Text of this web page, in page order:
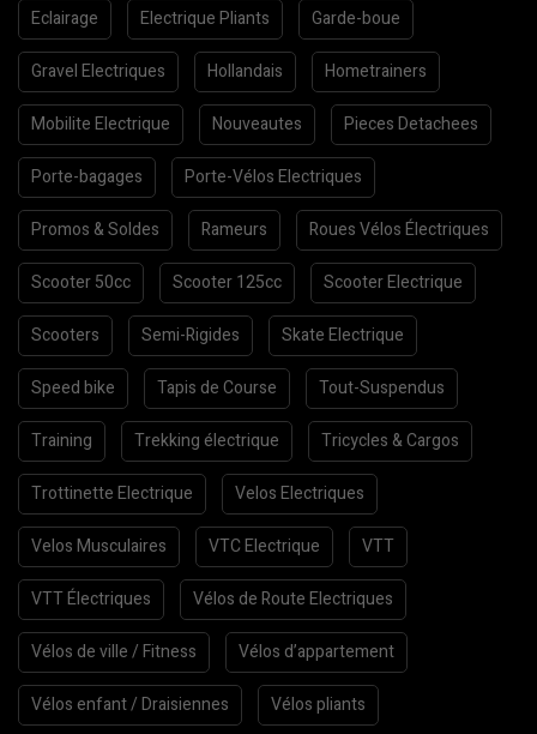
Eclairage Electrique Pliants Garde-boue
Gravel Electriques Hollandais Hometrainers
Mobilite Electrique Nouveautes Pieces Detachees
Porte-bagages Porte-Vélos Electriques
Promos & Soldes Rameurs Roues Vélos Électriques
Scooter 50cc Scooter 125cc Scooter Electrique
Scooters Semi-Rigides Skate Electrique
Speed bike Tapis de Course Tout-Suspendus
Training Trekking électrique Tricycles & Cargos
Trottinette Electrique Velos Electriques
Velos Musculaires VTC Electrique VTT
VTT Électriques Vélos de Route Electriques
Vélos de ville / Fitness Vélos d’appartement
Vélos enfant / Draisiennes Vélos pliants